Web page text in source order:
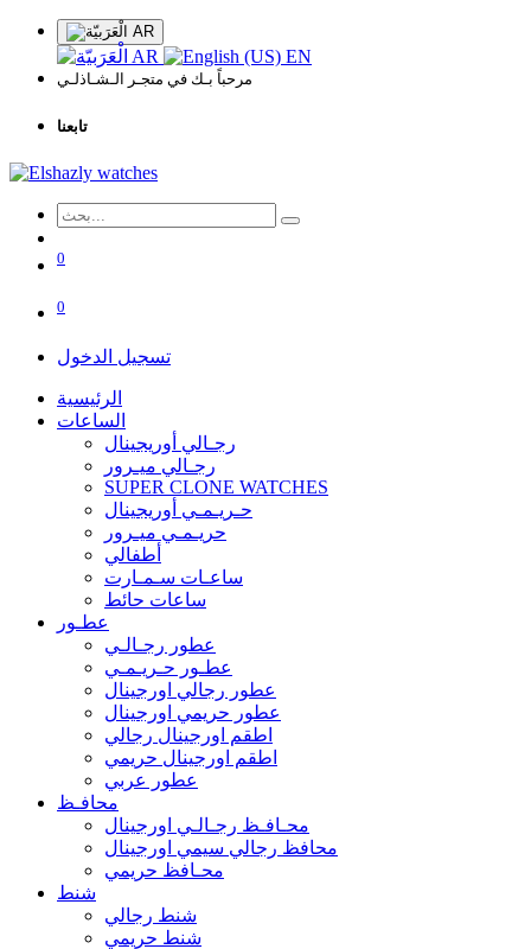
AR
AR EN
مرحباً بـك في متجـر الـشـاذلـي
تابعنا
0
0
تسجيل الدخول
الرئيسية
الساعات
رجـالي أوريجينال
رجـالي ميـرور
SUPER CLONE WATCHES
حـريـمـي أوريجينال
حريـمـي ميـرور
أطفالي
ساعـات سـمـارت
ساعات حائط
عطـور
عطور رجـالـي
عطـور حـريـمـي
عطور رجالي اورجينال
عطور حريمي اورجينال
اطقم اورجينال رجالي
اطقم اورجينال حريمي
عطور عربي
محافـظ
محـافـظ رجـالـي اورجينال
محافظ رجالي سيمي اورجينال
محـافظ حريمي
شنط
شنط رجالي
شنط حريمي